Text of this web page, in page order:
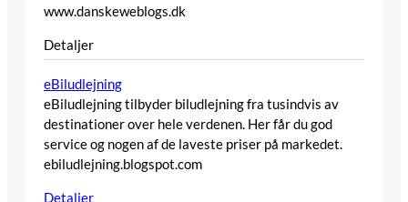
www.danskeweblogs.dk
Detaljer
eBiludlejning
eBiludlejning tilbyder biludlejning fra tusindvis av
destinationer over hele verdenen. Her får du god
service og nogen af de laveste priser på markedet.
ebiludlejning.blogspot.com
Detaljer